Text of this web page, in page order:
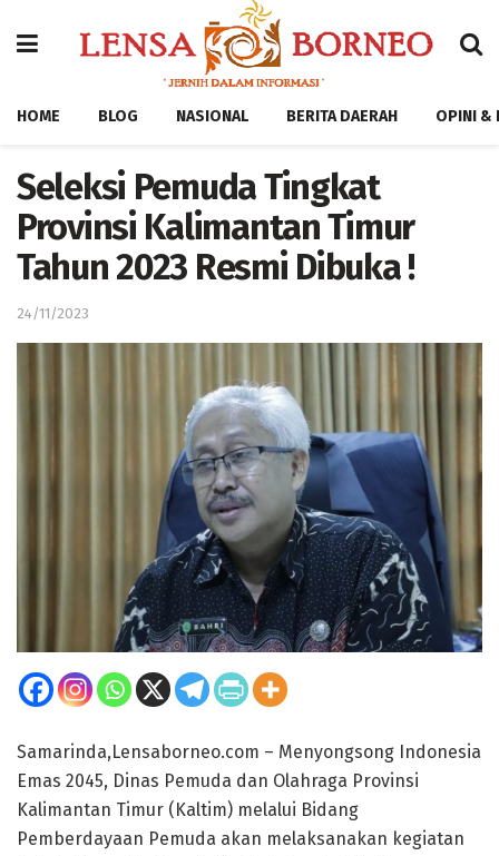
HOME BLOG NASIONAL BERITA DAERAH OPINI &
Seleksi Pemuda Tingkat
Provinsi Kalimantan Timur
Tahun 2023 Resmi Dibuka !
24/11/2023
Samarinda,Lensaborneo.com – Menyongsong Indonesia
Emas 2045, Dinas Pemuda dan Olahraga Provinsi
Kalimantan Timur (Kaltim) melalui Bidang
Pemberdayaan Pemuda akan melaksanakan kegiatan